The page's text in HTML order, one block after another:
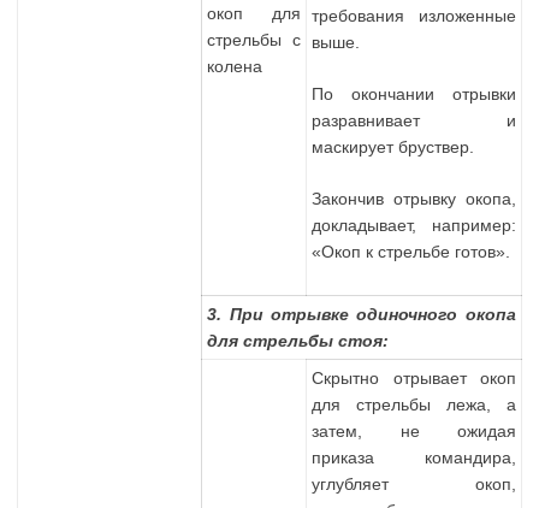
окоп для
стрельбы с
колена
требования изложенные
выше.
По окончании отрывки
разравнивает и
маскирует бруствер.
Закончив отрывку окопа,
докладывает, например:
«Окоп к стрельбе готов».
3. При отрывке одиночного окопа
для стрельбы стоя:
Скрытно отрывает окоп
для стрельбы лежа, а
затем, не ожидая
приказа командира,
углубляет окоп,